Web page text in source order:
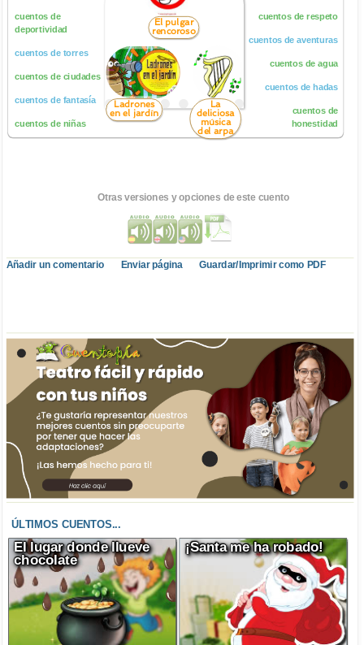
cuentos de
deportividad
cuentos de torres
cuentos de ciudades
cuentos de fantasía
cuentos de niñas
El pulgar
rencoroso
La
deliciosa
música
del arpa
Ladrones
en el jardín
cuentos de respeto
cuentos de aventuras
cuentos de agua
cuentos de hadas
cuentos de
honestidad
Otras versiones y opciones de este cuento
Añadir un comentario Enviar página Guardar/Imprimir como PDF
ÚLTIMOS CUENTOS...
El lugar donde llueve
chocolate
¡Santa me ha robado!